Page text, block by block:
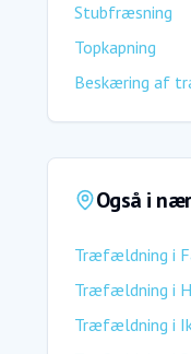
Stubfræsning
Topkapning
Beskæring af
Også i
Træfældning i
Træfældning i
Træfældning i